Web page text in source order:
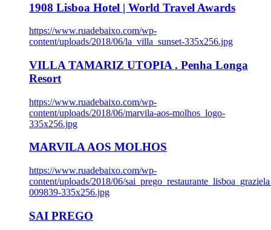
1908 Lisboa Hotel | World Travel Awards
https://www.ruadebaixo.com/wp-
content/uploads/2018/06/la_villa_sunset-335x256.jpg
VILLA TAMARIZ UTOPIA . Penha Longa
Resort
https://www.ruadebaixo.com/wp-
content/uploads/2018/06/marvila-aos-molhos_logo-
335x256.jpg
MARVILA AOS MOLHOS
https://www.ruadebaixo.com/wp-
content/uploads/2018/06/
009839-335x256.jpg
SAI PREGO